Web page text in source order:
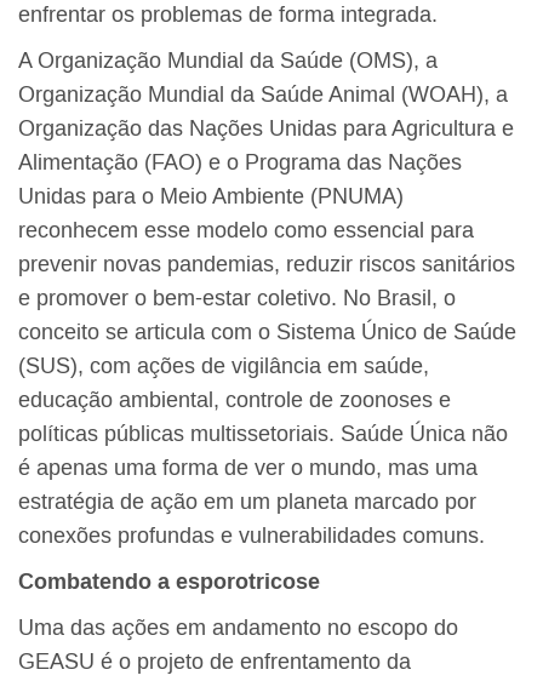
enfrentar os problemas de forma integrada.
A Organização Mundial da Saúde (OMS), a
Organização Mundial da Saúde Animal (WOAH), a
Organização das Nações Unidas para Agricultura e
Alimentação (FAO) e o Programa das Nações
Unidas para o Meio Ambiente (PNUMA)
reconhecem esse modelo como essencial para
prevenir novas pandemias, reduzir riscos sanitários
e promover o bem-estar coletivo. No Brasil, o
conceito se articula com o Sistema Único de Saúde
(SUS), com ações de vigilância em saúde,
educação ambiental, controle de zoonoses e
políticas públicas multissetoriais. Saúde Única não
é apenas uma forma de ver o mundo, mas uma
estratégia de ação em um planeta marcado por
conexões profundas e vulnerabilidades comuns.
Combatendo a esporotricose
Uma das ações em andamento no escopo do
GEASU é o projeto de enfrentamento da